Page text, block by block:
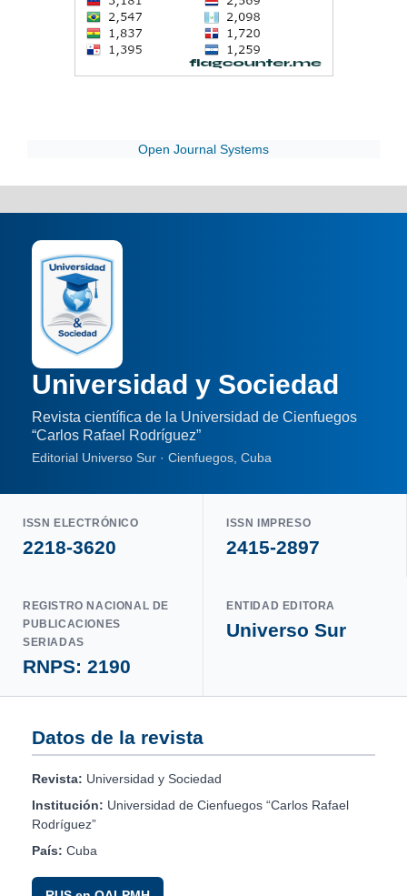
Open Journal Systems
Universidad y Sociedad
Revista científica de la Universidad de Cienfuegos
“Carlos Rafael Rodríguez”
Editorial Universo Sur · Cienfuegos, Cuba
ISSN ELECTRÓNICO
2218-3620
ISSN IMPRESO
2415-2897
REGISTRO NACIONAL DE
PUBLICACIONES
SERIADAS
RNPS: 2190
ENTIDAD EDITORA
Universo Sur
Datos de la revista
Revista: Universidad y Sociedad
Institución: Universidad de Cienfuegos “Carlos Rafael
Rodríguez”
País: Cuba